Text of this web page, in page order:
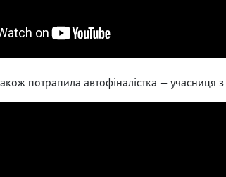
потрапила автофіналістка — учасниця з